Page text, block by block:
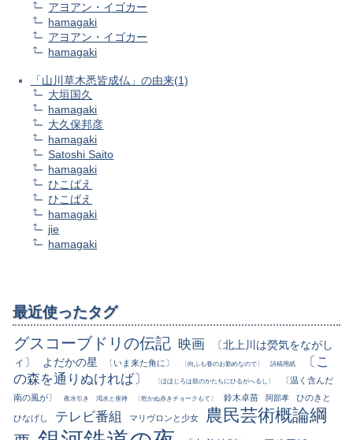
アヨアン・イゴカー
hamagaki
アヨアン・イゴカー
hamagaki
「山川草木悉皆成仏」の由来(1)
大垣国久
hamagaki
大久保邦彦
hamagaki
Satoshi Saito
hamagaki
ひこばえ
ひこばえ
hamagaki
jie
hamagaki
最近使ったタグ
グスコーブドリの伝記 映画
〔北上川は熒気をながし
ィ〕
よだかの星 〔いま来た角に〕 〔向ふも春のお勤めなので〕 詩稿用紙
〔こ
の森を通りぬければ〕
〔ほほじろは鼓のかたちにひるがへるし〕
〔温く含んだ
南の風が〕
夜水引き 渇水と座禅 〔乾かぬ赤きチョークもて〕 鈴木卓苗 阿部孝 ひのきと
ひなげし テレビ番組 マリヴロンと少女
農民芸術概論綱